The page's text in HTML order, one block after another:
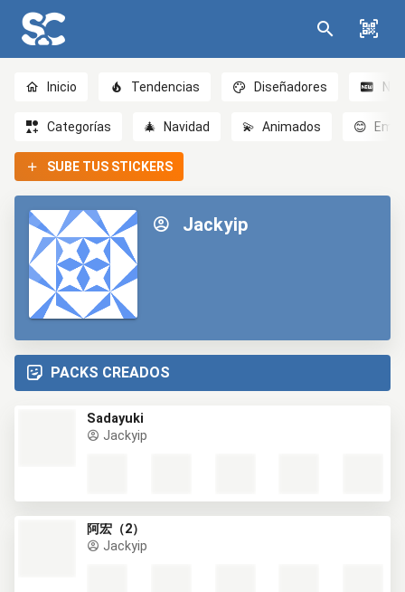
Inicio Tendencias Diseñadores
Categorías 🎄 Navidad 💫 Animados 😊
SUBE TUS STICKERS
Jackyip
PACKS CREADOS
Sadayuki
Jackyip
阿宏（2）
Jackyip